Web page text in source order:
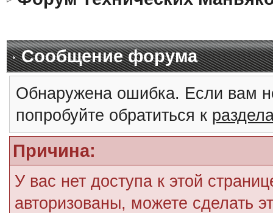
Сообщение форума
Обнаружена ошибка. Если вам
попробуйте обратиться к
Причина:
У вас нет доступа к этой
авторизованы, можете сделать